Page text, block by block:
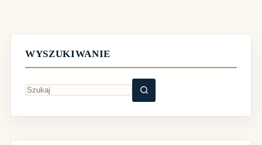
WYSZUKIWANIE
wyników